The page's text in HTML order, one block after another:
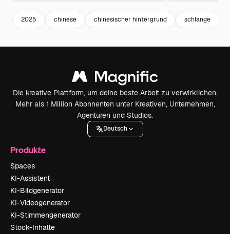
2025 chinese chinesischer hintergrund schlange
Die kreative Plattform, um deine beste Arbeit zu verwirklichen.
Mehr als 1 Million Abonnenten unter Kreativen, Unternehmen,
Agenturen und Studios.
Deutsch
Produkte
Spaces
KI-Assistent
KI-Bildgenerator
KI-Videogenerator
KI-Stimmengenerator
Stock-Inhalte